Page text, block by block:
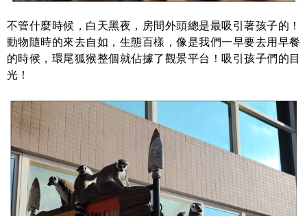
不管什麼時候，白天黑夜，房間外頭總是最吸引著孩子的！
動物隨時的來去自如，生態百樣，像是我們一早要去用早餐
的時候，環尾狐猴整個就佔據了觀景平台！吸引孩子們的目
光！